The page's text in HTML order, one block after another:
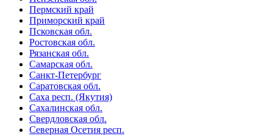
Пермский край
Приморский край
Псковская обл.
Ростовская обл.
Рязанская обл.
Самарская обл.
Санкт-Петербург
Саратовская обл.
Саха респ. (Якутия)
Сахалинская обл.
Свердловская обл.
Северная Осетия респ.